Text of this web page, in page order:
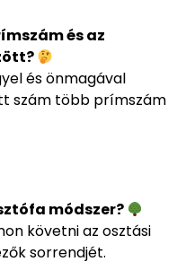
és az
és önmagával
szám több prímszám
módszer?
követni az osztási
sorrendjét.